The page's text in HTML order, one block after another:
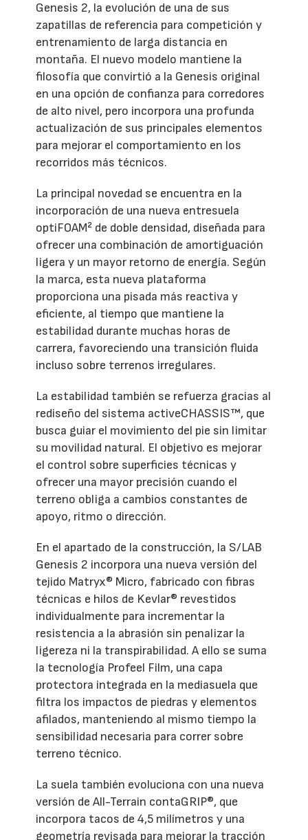
Genesis 2, la evolución de una de sus
zapatillas de referencia para competición y
entrenamiento de larga distancia en
montaña. El nuevo modelo mantiene la
filosofía que convirtió a la Genesis original
en una opción de confianza para corredores
de alto nivel, pero incorpora una profunda
actualización de sus principales elementos
para mejorar el comportamiento en los
recorridos más técnicos.
La principal novedad se encuentra en la
incorporación de una nueva entresuela
optiFOAM² de doble densidad, diseñada para
ofrecer una combinación de amortiguación
ligera y un mayor retorno de energía. Según
la marca, esta nueva plataforma
proporciona una pisada más reactiva y
eficiente, al tiempo que mantiene la
estabilidad durante muchas horas de
carrera, favoreciendo una transición fluida
incluso sobre terrenos irregulares.
La estabilidad también se refuerza gracias al
rediseño del sistema activeCHASSIS™, que
busca guiar el movimiento del pie sin limitar
su movilidad natural. El objetivo es mejorar
el control sobre superficies técnicas y
ofrecer una mayor precisión cuando el
terreno obliga a cambios constantes de
apoyo, ritmo o dirección.
En el apartado de la construcción, la S/LAB
Genesis 2 incorpora una nueva versión del
tejido Matryx® Micro, fabricado con fibras
técnicas e hilos de Kevlar® revestidos
individualmente para incrementar la
resistencia a la abrasión sin penalizar la
ligereza ni la transpirabilidad. A ello se suma
la tecnología Profeel Film, una capa
protectora integrada en la mediasuela que
filtra los impactos de piedras y elementos
afilados, manteniendo al mismo tiempo la
sensibilidad necesaria para correr sobre
terreno técnico.
La suela también evoluciona con una nueva
versión de All-Terrain contaGRIP®, que
incorpora tacos de 4,5 milímetros y una
geometría revisada para mejorar la tracción